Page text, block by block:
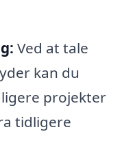
Ved at tale
kan du
projekter
tidligere